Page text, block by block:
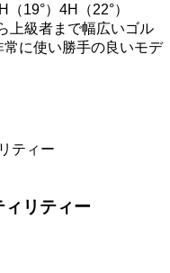
19°）4H（22°）
上級者まで幅広いゴル
に使い勝手の良いモデ
ィリティー